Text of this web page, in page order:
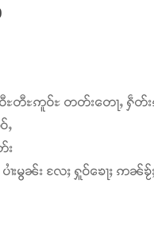
ထႆႇဝီႊတီႊဢူဝ်ႊ တတ်းတေႃႇ ႁဵ
ႇ
း
ပၢႆးမွၼ်း လႄႈ ႁူဝ်ၶေႃႈ ဢၼ်ၶႂ်